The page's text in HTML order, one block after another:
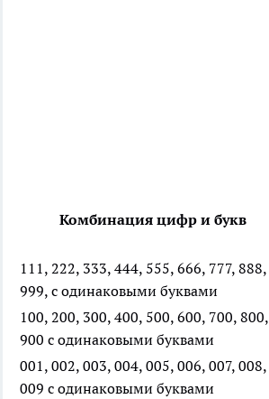
Комбинация цифр и букв
111, 222, 333, 444, 555, 666, 777, 888,
999, с одинаковыми буквами
100, 200, 300, 400, 500, 600, 700, 800,
900 с одинаковыми буквами
001, 002, 003, 004, 005, 006, 007, 008,
009 с одинаковыми буквами